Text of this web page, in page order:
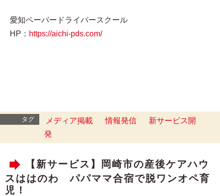
愛知ペーパードライバースクール
HP： https://aichi-pds.com/
タグ メディア掲載 情報発信
新サービス開
発
【新サービス】岡崎市の産後ケアハウ
スははのわ パパママ合宿で脱ワンオペ育
児！